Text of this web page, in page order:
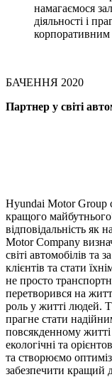
намагаємося
діяльності і
БАЧЕННЯ 2020
Партнер у світі
Hyundai Motor Group
кращого
відповідальність як
Motor Company
світі автомобілів
клієнтів та стати
не просто
перетворився на
роль у житті людей.
прагне стати
повсякденному
екологічні та
та створюємо
забезпечити кращий